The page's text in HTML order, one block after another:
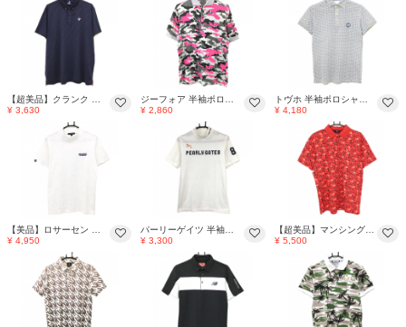
【超美品】クランク 半袖ポロシャツ ネイビー ロゴ総柄地模様 ボタンダウン メンズ XL ゴルフウェア CLUNK
¥ 3,630
ジーフォア 半袖ポロシャツ グレー×ピンク カモフラ 迷彩 メンズ M ゴルフウェア G/FORE
¥ 2,860
トヴホ 半袖ポロシャツ 白×ネイビー 花柄 ボタンダウン メンズ 02 ゴルフウェア tovho
¥ 4,180
【美品】ロサーセン 半袖ハイネックシャツ 白 カモフラ風地模様 ロゴ刺しゅう メンズ M ゴルフウェア Rosasen
¥ 4,950
パーリーゲイツ 半袖ハイネックシャツ 白×ネイビー フロントロゴ ニコちゃん スマイル メンズ 4(M) ゴルフウェア PEARLY GATES
¥ 3,300
【超美品】マンシングウェア 半袖ポロシャツ レッド×黒 ペンギン総柄 襟裏ロゴ メンズ LL ゴルフウェア Munsingwear
¥ 5,500